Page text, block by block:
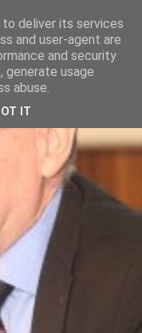
deliver its services
and user-agent are
and security
generate usage
abuse.
IT